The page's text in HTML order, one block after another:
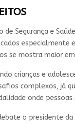
Segurança e
especialmente
se mostra maior
crianças e
complexos, já
onde
o presidente